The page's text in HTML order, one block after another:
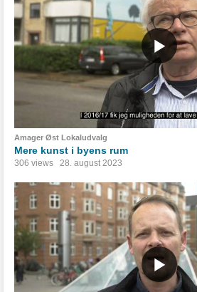
Amager Øst Lokaludvalg
Mere kunst i byens rum
306 views 28. august 2023